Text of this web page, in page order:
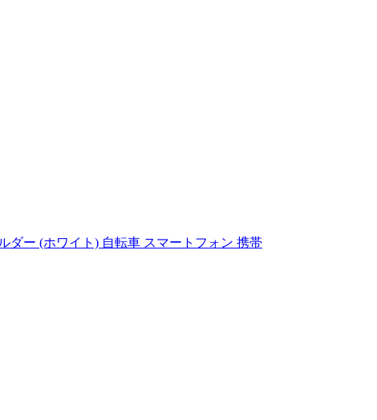
ダー (ホワイト) 自転車 スマートフォン 携帯